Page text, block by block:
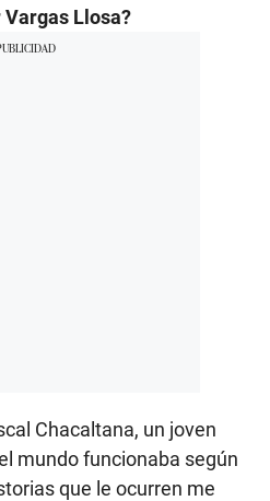
Llosa?
Chacaltana, un joven
mundo funcionaba según
que le ocurren me